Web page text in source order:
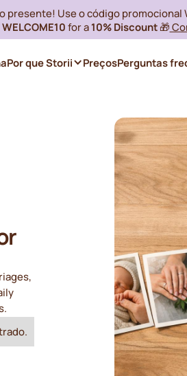
presente! Use o código promocional
WELCOME10 for a10% Discount🎁
Por que Storii PreçosPerguntas